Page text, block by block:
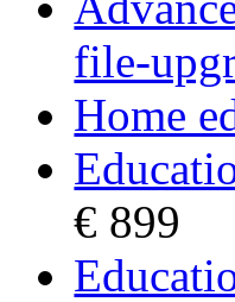
file-
Home
€ 899